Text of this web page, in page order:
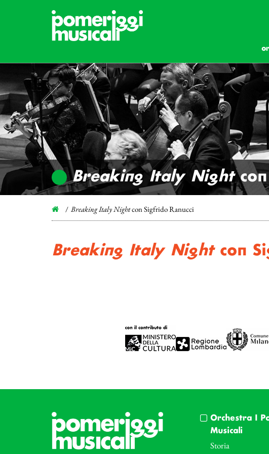
Breaking Italy Nightcon
Breaking Italy Nightcon Sigfrido Ranucci
Breaking Italy Nightcon
Orchestra I
Musicali
Storia